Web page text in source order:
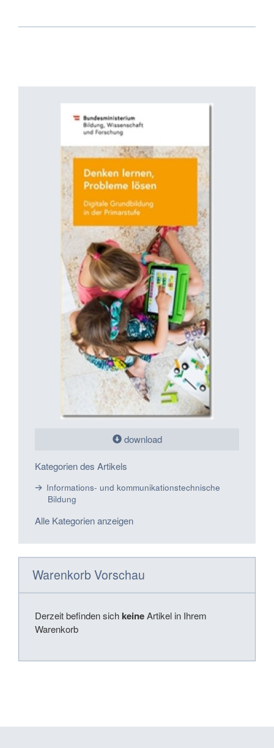
download
Kategorien des Artikels
Informations- und kommunikationstechnische
Bildung
Alle Kategorien anzeigen
Warenkorb Vorschau
Derzeit befinden sich keineArtikel in Ihrem
Warenkorb